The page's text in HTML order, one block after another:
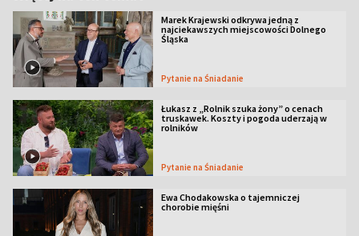
Marek Krajewski odkrywa jedną z
najciekawszych miejscowości Dolnego
Śląska
Pytanie na Śniadanie
Łukasz z „Rolnik szuka żony” o cenach
truskawek. Koszty i pogoda uderzają w
rolników
Pytanie na Śniadanie
Ewa Chodakowska o tajemniczej
chorobie mięśni